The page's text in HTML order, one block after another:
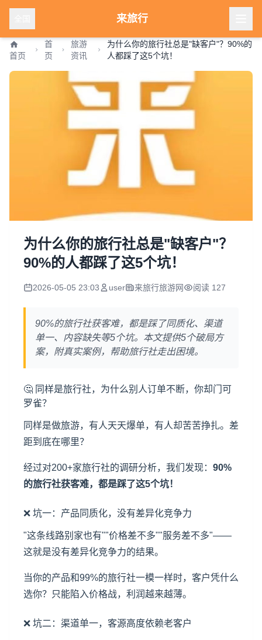
来旅行
首页
首
页
旅游
资讯
为什么你的旅行社总是"缺客户"？90%的
人都踩了这5个坑！
为什么你的旅行社总是"缺客户"？
90%的人都踩了这5个坑！
2026-05-05 23:03 user 来旅行旅游网 阅读 127
90%的旅行社获客难，都是踩了同质化、渠道
单一、内容缺失等5个坑。本文提供5个破局方
案，附真实案例，帮助旅行社走出困境。
🤔 同样是旅行社，为什么别人订单不断，你却门可
罗雀？
同样是做旅游，有人天天爆单，有人却苦苦挣扎。差
距到底在哪里？
经过对200+家旅行社的调研分析，我们发现： 90%
的旅行社获客难，都是踩了这5个坑！
❌ 坑一：产品同质化，没有差异化竞争力
"这条线路别家也有""价格差不多""服务差不多"——
这就是没有差异化竞争力的结果。
当你的产品和99%的旅行社一模一样时，客户凭什么
选你？只能陷入价格战，利润越来越薄。
❌ 坑二：渠道单一，客源高度依赖老客户